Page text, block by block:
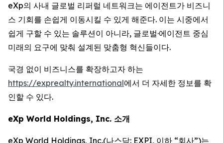
eXp의 사내 글로벌 리퍼럴 네트워크는 에이전트가 비즈니
스 기회를 손쉽게 이동시킬 수 있게 해준다. 이는 시중에서
쉽게 구할 수 있는 솔루션이 아니라, 글로벌·에이전트 중심
미래의 요구에 맞춰 설계된 맞춤형 혁신들이다.
국경 없이 비즈니스를 확장하고자 하는
https://exprealty.international에서 더 자세한 정보를 확
인할 수 있다.
eXp World Holdings, Inc. 소개
eXp World Holdings, Inc.(나스닥: EXPI, 이하 “회사”)는